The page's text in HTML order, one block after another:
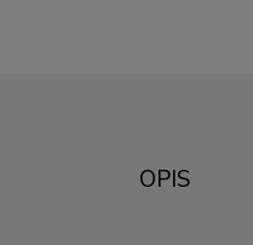
OPIS